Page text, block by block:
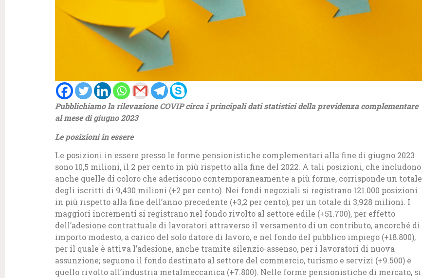
Pubblichiamo la rilevazione COVIP circa i principali dati statistici della previdenza complementare
al mese di giugno 2023
Le posizioni in essere
Le posizioni in essere presso le forme pensionistiche complementari alla fine di giugno 2023
sono 10,5 milioni, il 2 per cento in più rispetto alla fine del 2022. A tali posizioni, che includono
anche quelle di coloro che aderiscono contemporaneamente a più forme, corrisponde un totale
degli iscritti di 9,430 milioni (+2 per cento). Nei fondi negoziali si registrano 121.000 posizioni
in più rispetto alla fine dell’anno precedente (+3,2 per cento), per un totale di 3,928 milioni. I
maggiori incrementi si registrano nel fondo rivolto al settore edile (+51.700), per effetto
dell’adesione contrattuale di lavoratori attraverso il versamento di un contributo, ancorché di
importo modesto, a carico del solo datore di lavoro, e nel fondo del pubblico impiego (+18.800),
per il quale è attiva l’adesione, anche tramite silenzio-assenso, per i lavoratori di nuova
assunzione; seguono il fondo destinato al settore del commercio, turismo e servizi (+9.500) e
quello rivolto all’industria metalmeccanica (+7.800). Nelle forme pensionistiche di mercato, si